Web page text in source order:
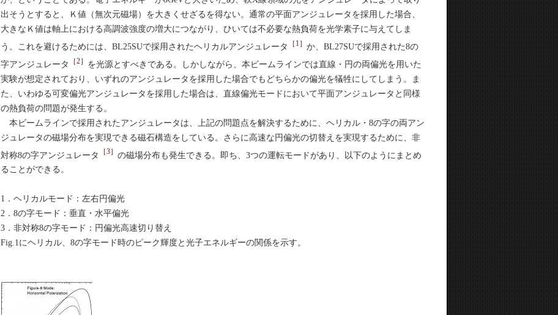
出そうとすると、Ｋ値（無次元磁場）を大きくせざるを得ない。通常の平面アンジュレータを採用した場合、
大きなＫ値は軸上における高調波強度の増大につながり、ひいては不必要な熱負荷を光学素子に与えてしま
う。これを避けるためには、BL25SUで採用されたヘリカルアンジュレータ
［1］ か、BL27SUで採用された8の
字アンジュレータ
［2］ を光源とすべきである。しかしながら、本ビームラインでは直線・円の両偏光を用いた
実験が想定されており、いずれのアンジュレータを採用した場合でもどちらかの偏光を犠牲にしてしまう。ま
た、いわゆる可変偏光アンジュレータを採用した場合は、直線偏光モードにおいて平面アンジュレータと同様
の熱負荷の問題が発生する。
本ビームラインで採用されたアンジュレータは、上記の問題点を解決するために、ヘリカル・8の字の両アン
ジュレータの磁場分布を実現できる磁石構造をしている。さらに高速な円偏光の切替えを実現するために、非
対称8の字アンジュレータ
［3］ の磁場分布も発生できる。即ち、3つの運転モードがあり、以下のようにまとめ
ることができる。
1．ヘリカルモード：左右円偏光
2．8の字モード：垂直・水平偏光
3．非対称8の字モード：円偏光高速切り替え
Fig.1にヘリカル、8の字モード時のピーク輝度と光子エネルギーの関係を示す。